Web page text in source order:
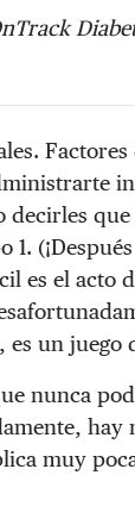
decirles
es el acto
es un juego
nunca
muy